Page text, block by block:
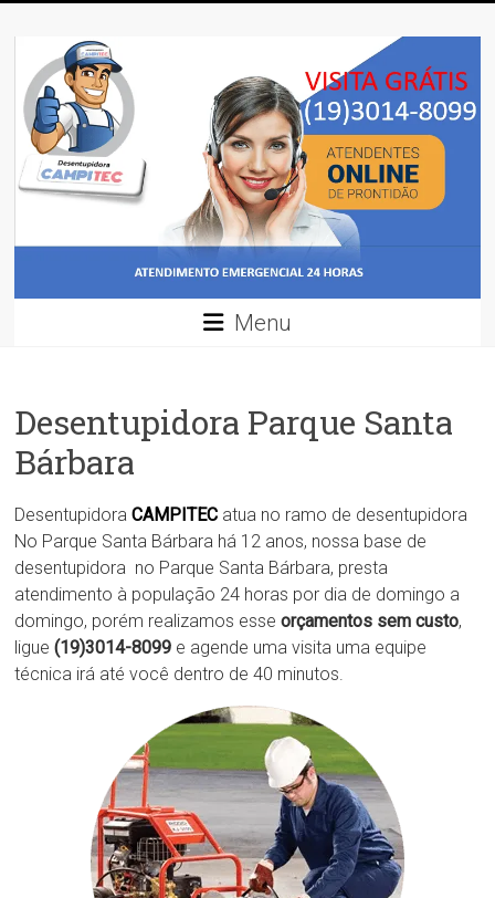
to
content
Desentupidora
Desentupidora
em
Campinas
Preço
Menu
Desentupidora Parque Santa
Bárbara
DesentupidoraCAMPITEC atua no ramo de desentupidora
No Parque Santa Bárbara há 12 anos, nossa base de
desentupidora no Parque Santa Bárbara, presta
atendimento à população 24 horas por dia de domingo a
domingo, porém realizamos esseorçamentos sem custo,
ligue (19)3014-8099 e agende uma visita uma equipe
técnica irá até você dentro de 40 minutos.